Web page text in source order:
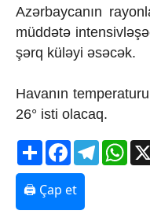
Hadisə
Sağlamlıq
Sosium
Mənəvi dəyərlər
Mətbuat-150
Əlaqə
Azərbaycanın
müddətə
şərq küləyi əsəcək.
Havanın
26° isti olacaq.
ShareFacebook
🖨 Çap et